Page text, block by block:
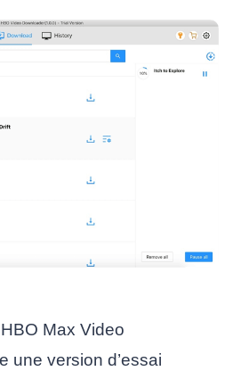
Max Video
une version d’essai